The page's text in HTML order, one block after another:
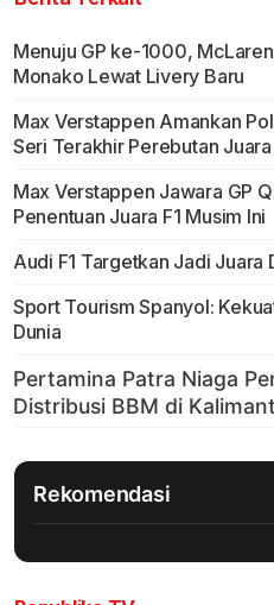
Menuju GP ke-1000,
Monako Lewat Livery Baru
Max Verstappen Amankan
Seri Terakhir Perebutan
Max Verstappen Jawara GP
Penentuan Juara F1 Musim Ini
Audi F1 Targetkan Jadi Juara
Sport Tourism Spanyol:
Dunia
Rekomendasi